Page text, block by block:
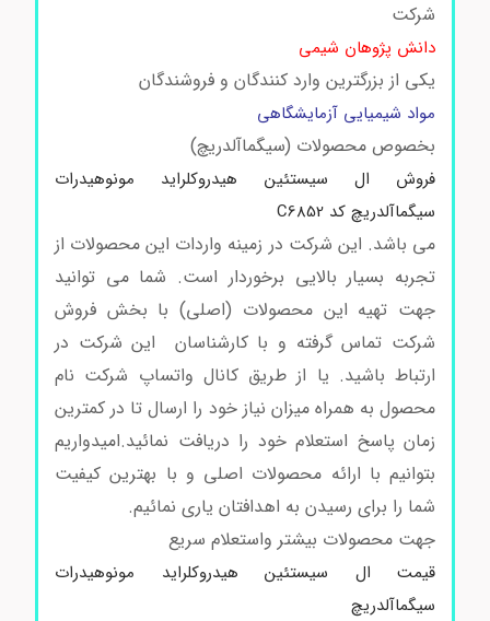
شرکت
دانش پژوهان شیمی
یکی از بزرگترین وارد کنندگان و فروشندگان
مواد شیمیایی آزمایشگاهی
بخصوص محصولات (سیگماآلدریچ)
فروش ال سیستئین هیدروکلراید مونوهیدرات
سیگماآلدریچ کد C6852
می باشد. این شرکت در زمینه واردات این محصولات از
تجربه بسیار بالایی برخوردار است. شما می توانید
جهت تهیه این محصولات (اصلی) با بخش فروش
شرکت تماس گرفته و با کارشناسان این شرکت در
ارتباط باشید. یا از طریق کانال واتساپ شرکت نام
محصول به همراه میزان نیاز خود را ارسال تا در کمترین
زمان پاسخ استعلام خود را دریافت نمائید.امیدواریم
بتوانیم با ارائه محصولات اصلی و با بهترین کیفیت
شما را برای رسیدن به اهدافتان یاری نمائیم.
جهت محصولات بیشتر واستعلام سریع
قیمت ال سیستئین هیدروکلراید مونوهیدرات
سیگماآلدریچ